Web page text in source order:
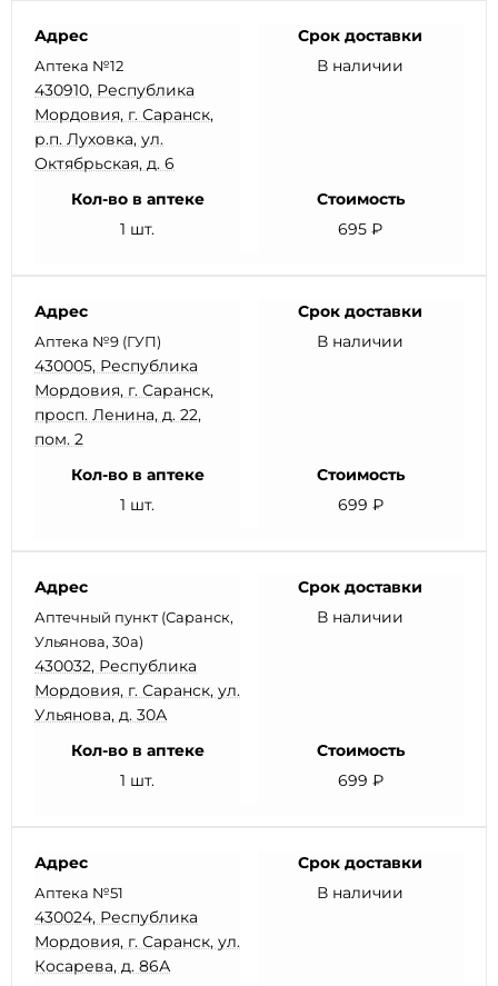
Адрес
Аптека №12
430910, Республика
Мордовия, г. Саранск,
р.п. Луховка, ул.
Октябрьская, д. 6
Срок доставки
В наличии
Кол-во в аптеке
1 шт.
Стоимость
695 ₽
Адрес
Аптека №9 (ГУП)
430005, Республика
Мордовия, г. Саранск,
просп. Ленина, д. 22,
пом. 2
Срок доставки
В наличии
Кол-во в аптеке
1 шт.
Стоимость
699 ₽
Адрес
Аптечный пункт (Саранск,
Ульянова, 30а)
430032, Республика
Мордовия, г. Саранск, ул.
Ульянова, д. 30А
Срок доставки
В наличии
Кол-во в аптеке
1 шт.
Стоимость
699 ₽
Адрес
Аптека №51
430024, Республика
Мордовия, г. Саранск, ул.
Косарева, д. 86А
Срок доставки
В наличии